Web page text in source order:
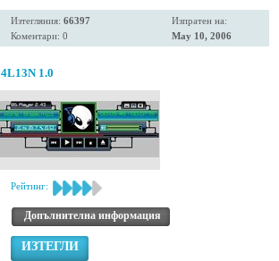
Изтегляния: 66397
Коментари: 0
Изпратен на:
May 10, 2006
4L13N 1.0
Рейтинг:
Допълнителна информация
ИЗТЕГЛИ